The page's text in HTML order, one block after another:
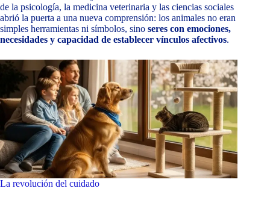
de la psicología, la medicina veterinaria y las ciencias sociales
abrió la puerta a una nueva comprensión: los animales no eran
simples herramientas ni símbolos, sino seres con emociones,
necesidades y capacidad de establecer vínculos afectivos.
La revolución del cuidado